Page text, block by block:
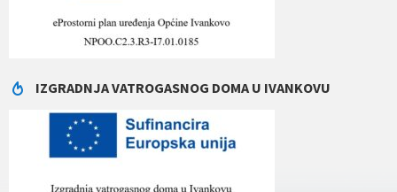
IZGRADNJA VATROGASNOG DOMA U IVANKOVU